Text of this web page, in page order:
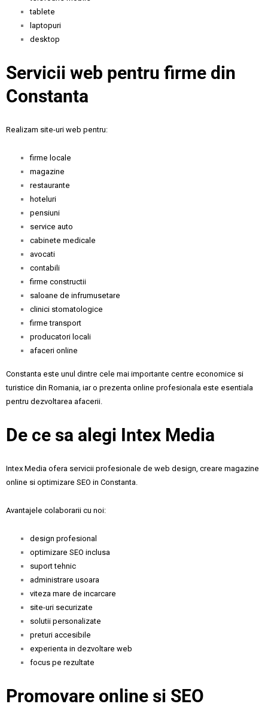
tablete
laptopuri
desktop
Servicii web pentru firme din
Constanta
Realizam site-uri web pentru:
firme locale
magazine
restaurante
hoteluri
pensiuni
service auto
cabinete medicale
avocati
contabili
firme constructii
saloane de infrumusetare
clinici stomatologice
firme transport
producatori locali
afaceri online
Constanta este unul dintre cele mai importante centre economice si
turistice din Romania, iar o prezenta online profesionala este esentiala
pentru dezvoltarea afacerii.
De ce sa alegi Intex Media
Intex Media ofera servicii profesionale de web design, creare magazine
online si optimizare SEO in Constanta.
Avantajele colaborarii cu noi:
design profesional
optimizare SEO inclusa
suport tehnic
administrare usoara
viteza mare de incarcare
site-uri securizate
solutii personalizate
preturi accesibile
experienta in dezvoltare web
focus pe rezultate
Promovare online si SEO